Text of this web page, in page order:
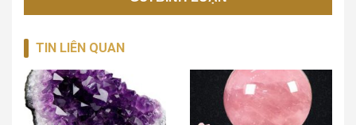
TIN LIÊN QUAN